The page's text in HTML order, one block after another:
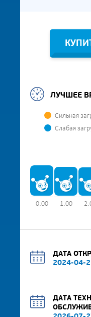
ЛУЧШЕЕ
Сильная
Слабая
0:00 1:00
ДАТА
2024-04-
ДАТА